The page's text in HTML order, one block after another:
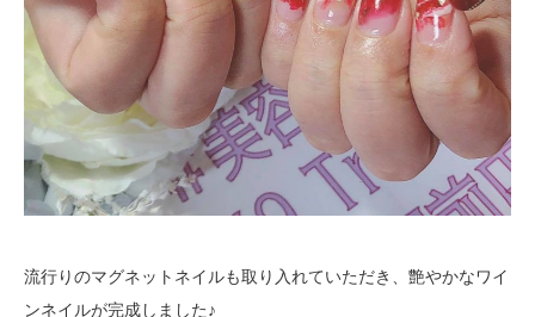
流行りのマグネットネイルも取り入れていただき、艶やかなワイ
ンネイルが完成しました♪